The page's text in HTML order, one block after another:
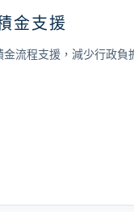
金支援
流程支援，減少行政負